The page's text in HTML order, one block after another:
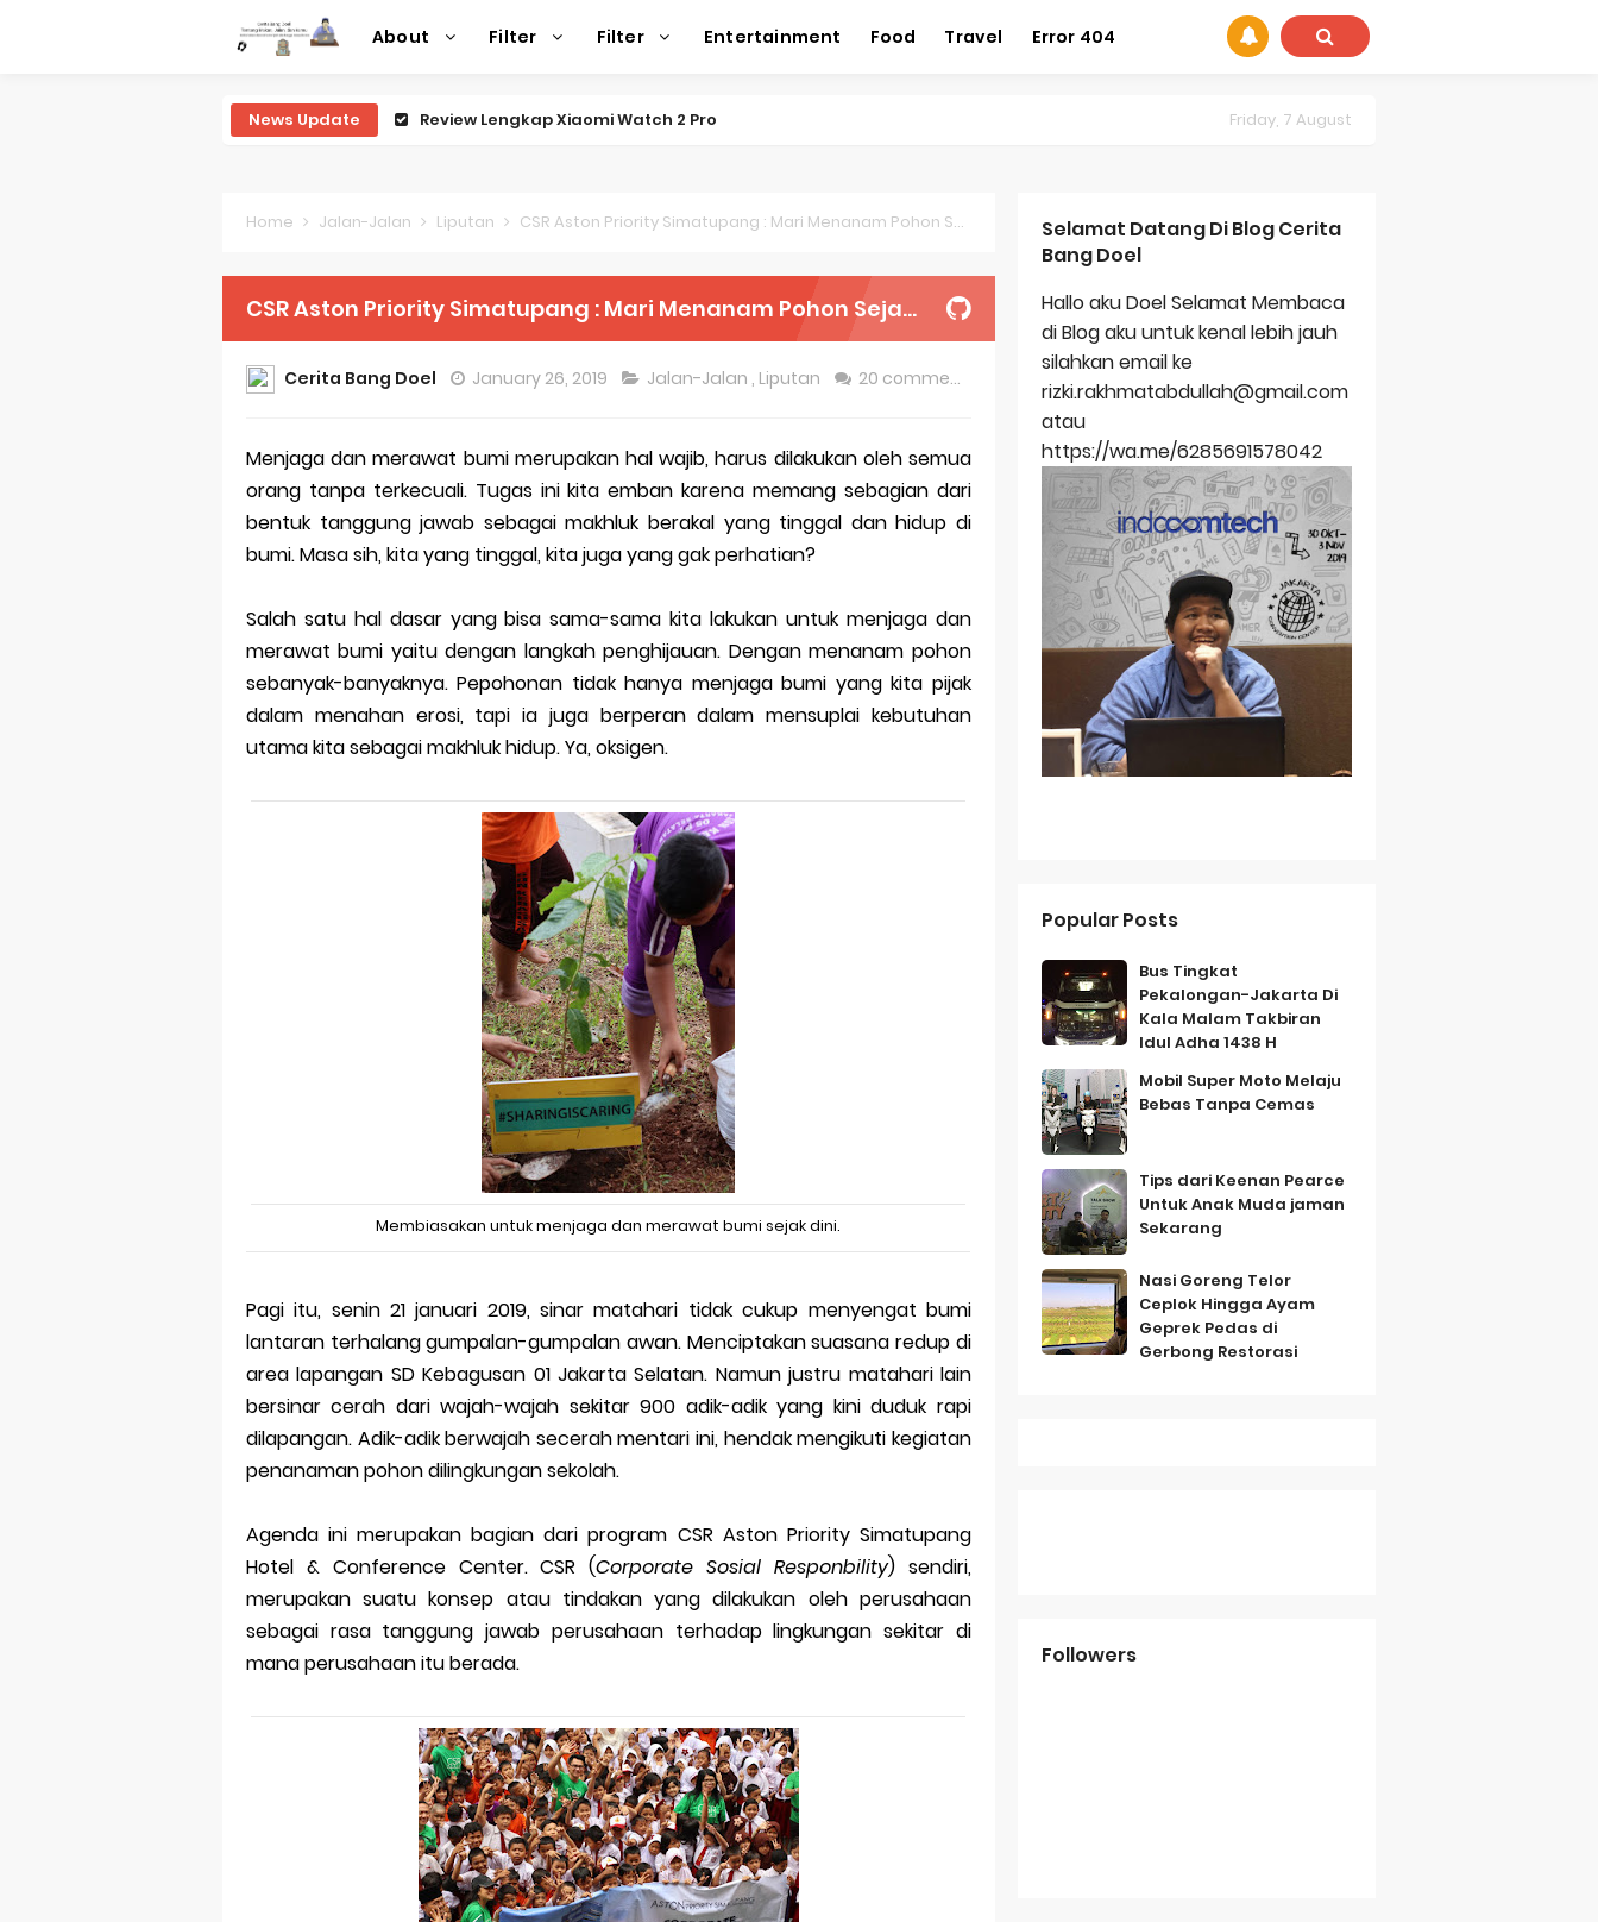
About Filter Filter Entertainment Food Travel Error 404
News Update Review Lengkap Xiaomi Watch 2 Pro
Review Lengkap Garmin Fenix 8
Perubahan Regulasi Merek Dagang
Sejarah Merek Dagang Terkenal
Review Lengkap Apple Watch Series 10
Merek Dagang dari Masa ke Masa
Perkembangan Merek Dagang Modern
Multinational Trademarks
Review Oppo Reno 15 Pro: Smartphone Premium dengan Kamera 200MP dan Baterai Tahan Lama
Review Vivo V70 FE: Smartphone Fan Edition dengan Fitur Flagship Harga Lebih Bersahabat
Merek Dagang dan Pertumbuhan Usaha
Merek Dagang dalam Strategi Bisnis
Merek Dagang dalam Perusahaan Besar
Merek Dagang dan Investasi
Dampak Merek Dagang pada Persaingan
Trademark as a Business Asset
Global Trademark Protection System
Brand Adaptation Across Different Countries
Vivo v70 series: mid-range rasa flagship dengan kamera zeiss & baterai jumbo
Review Lengkap Amazfit Balance 2
Friday, 7 August
Home Jalan-Jalan Liputan CSR Aston Priority Simatupang : Mari Menanam Pohon Sejak Dini Untuk Kebaikan Sekitar
CSR Aston Priority Simatupang : Mari Menanam Pohon Sejak Dini Untuk Kebaikan Sekitar
Cerita Bang Doel January 26, 2019 Jalan-Jalan , Liputan 20 comments
Menjaga dan merawat bumi merupakan hal wajib, harus dilakukan oleh semua
orang tanpa terkecuali. Tugas ini kita emban karena memang sebagian dari
bentuk tanggung jawab sebagai makhluk berakal yang tinggal dan hidup di
bumi. Masa sih, kita yang tinggal, kita juga yang gak perhatian?
Salah satu hal dasar yang bisa sama-sama kita lakukan untuk menjaga dan
merawat bumi yaitu dengan langkah penghijauan. Dengan menanam pohon
sebanyak-banyaknya. Pepohonan tidak hanya menjaga bumi yang kita pijak
dalam menahan erosi, tapi ia juga berperan dalam mensuplai kebutuhan
utama kita sebagai makhluk hidup. Ya, oksigen.
Membiasakan untuk menjaga dan merawat bumi sejak dini.
Pagi itu, senin 21 januari 2019, sinar matahari tidak cukup menyengat bumi
lantaran terhalang gumpalan-gumpalan awan. Menciptakan suasana redup di
area lapangan SD Kebagusan 01 Jakarta Selatan. Namun justru matahari lain
bersinar cerah dari wajah-wajah sekitar 900 adik-adik yang kini duduk rapi
dilapangan. Adik-adik berwajah secerah mentari ini, hendak mengikuti kegiatan
penanaman pohon dilingkungan sekolah.
Agenda ini merupakan bagian dari program CSR Aston Priority Simatupang
Hotel & Conference Center. CSR (Corporate Sosial Responbility) sendiri,
merupakan suatu konsep atau tindakan yang dilakukan oleh perusahaan
sebagai rasa tanggung jawab perusahaan terhadap lingkungan sekitar di
mana perusahaan itu berada.
Selamat Datang Di Blog Cerita
Bang Doel
Hallo aku Doel Selamat Membaca
di Blog aku untuk kenal lebih jauh
silahkan email ke
rizki.rakhmatabdullah@gmail.com
atau
https://wa.me/6285691578042
Popular Posts
Bus Tingkat
Pekalongan-Jakarta Di
Kala Malam Takbiran
Idul Adha 1438 H
Mobil Super Moto Melaju
Bebas Tanpa Cemas
Tips dari Keenan Pearce
Untuk Anak Muda jaman
Sekarang
Nasi Goreng Telor
Ceplok Hingga Ayam
Geprek Pedas di
Gerbong Restorasi
Followers